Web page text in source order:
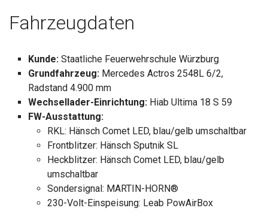
Fahrzeugdaten
Kunde: Staatliche Feuerwehrschule Würzburg
Grundfahrzeug: Mercedes Actros 2548L 6/2,
Radstand 4.900 mm
Wechsellader-Einrichtung: Hiab Ultima 18 S 59
FW-Ausstattung:
RKL: Hänsch Comet LED, blau/gelb umschaltbar
Frontblitzer: Hänsch Sputnik SL
Heckblitzer: Hänsch Comet LED, blau/gelb
umschaltbar
Sondersignal: MARTIN-HORN®
230-Volt-Einspeisung: Leab PowAirBox